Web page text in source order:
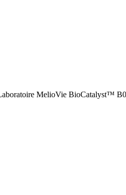
MelioVie BioCatalyst™